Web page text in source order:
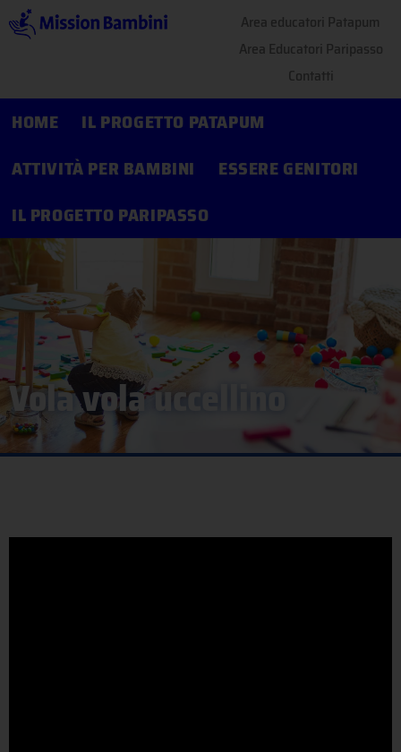
Area educatori Patapum
Area Educatori Paripasso
Contatti
HOME
IL PROGETTO PATAPUM
ATTIVITÀ PER BAMBINI
ESSERE GENITORI
IL PROGETTO PARIPASSO
Vola vola uccellino